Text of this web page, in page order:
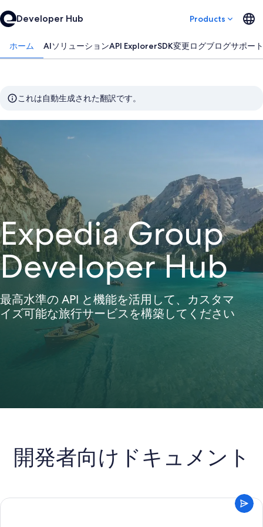
Developer Hub Products
ホーム AIソリューションAPI ExplorerSDK変更ログブログサポート
これは自動生成された翻訳です。
Expedia Group
Developer Hub
最高水準の API と機能を活用して、カスタマ
イズ可能な旅行サービスを構築してください
開発者向けドキュメント